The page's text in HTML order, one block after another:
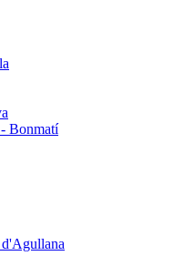
Bonmatí